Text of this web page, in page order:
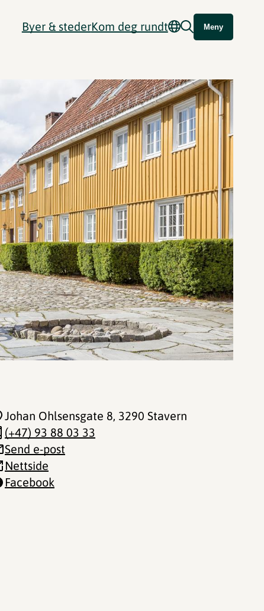
Byer & stederKom deg rundt Meny
Johan Ohlsensgate 8, 3290 Stavern
(+47) 93 88 03 33
Send e-post
Nettside
Facebook